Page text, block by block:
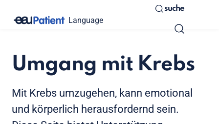
Language
suche
Umgang mit Krebs
Mit Krebs umzugehen, kann emotional
und körperlich herausfordernd sein.